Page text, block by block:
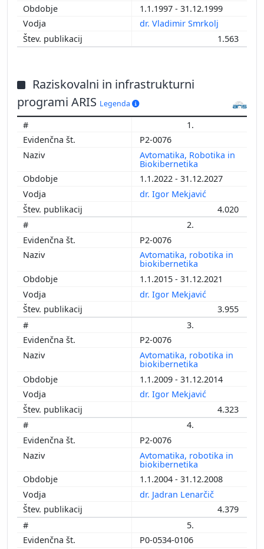
1.1.1997 - 31.12.1999
dr. Vladimir Smrkolj
1.563
Raziskovalni in infrastrukturni
programi ARIS Legenda
1.
P2-0076
Avtomatika, Robotika in
Biokibernetika
1.1.2022 - 31.12.2027
dr. Igor Mekjavić
4.020
2.
P2-0076
Avtomatika, robotika in
biokibernetika
1.1.2015 - 31.12.2021
dr. Igor Mekjavić
3.955
3.
P2-0076
Avtomatika, robotika in
biokibernetika
1.1.2009 - 31.12.2014
dr. Igor Mekjavić
4.323
4.
P2-0076
Avtomatika, robotika in
biokibernetika
1.1.2004 - 31.12.2008
dr. Jadran Lenarčič
4.379
5.
P0-0534-0106